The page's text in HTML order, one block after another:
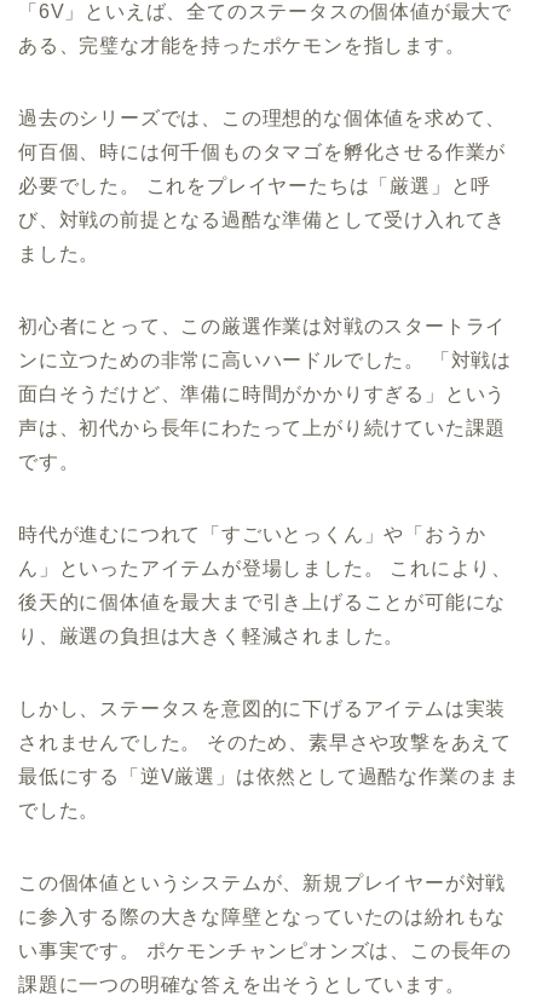
「6V」といえば、全てのステータスの個体値が最大で
ある、完璧な才能を持ったポケモンを指します。
過去のシリーズでは、この理想的な個体値を求めて、
何百個、時には何千個ものタマゴを孵化させる作業が
必要でした。 これをプレイヤーたちは「厳選」と呼
び、対戦の前提となる過酷な準備として受け入れてき
ました。
初心者にとって、この厳選作業は対戦のスタートライ
ンに立つための非常に高いハードルでした。 「対戦は
面白そうだけど、準備に時間がかかりすぎる」という
声は、初代から長年にわたって上がり続けていた課題
です。
時代が進むにつれて「すごいとっくん」や「おうか
ん」といったアイテムが登場しました。 これにより、
後天的に個体値を最大まで引き上げることが可能にな
り、厳選の負担は大きく軽減されました。
しかし、ステータスを意図的に下げるアイテムは実装
されませんでした。 そのため、素早さや攻撃をあえて
最低にする「逆V厳選」は依然として過酷な作業のまま
でした。
この個体値というシステムが、新規プレイヤーが対戦
に参入する際の大きな障壁となっていたのは紛れもな
い事実です。 ポケモンチャンピオンズは、この長年の
課題に一つの明確な答えを出そうとしています。